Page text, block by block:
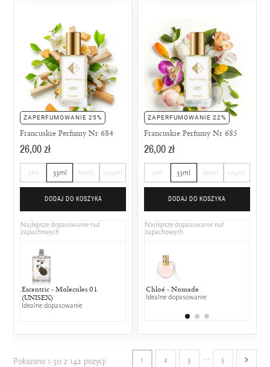
ZAPERFUMOWANIE 25%
Francuskie Perfumy Nr 684
26,00 zł
2ml 33ml 60ml 104ml
DODAJ DO KOSZYKA
Najlepsze dopasowanie nut
zapachowych
Escentric - Molecules 01
(UNISEX)
Idealne dopasowanie
ZAPERFUMOWANIE 22%
Francuskie Perfumy Nr 685
26,00 zł
2ml 33ml 60ml 104ml
DODAJ DO KOSZYKA
Najlepsze dopasowanie nut
zapachowych
Chloé - Nomade
Idealne dopasowanie
Pokazano 1-30 z 142 pozycji 1 2 3 … 5